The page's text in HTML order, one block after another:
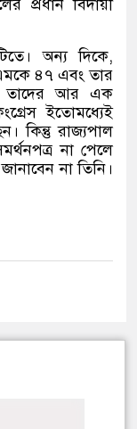
প্রধান বিদায়ী
অন্য দিকে,
৪৭ এবং তার
তাদের আর এক
ইতোমধ্যেই
কিন্তু রাজ্যপাল
না পেলে
না তিনি।